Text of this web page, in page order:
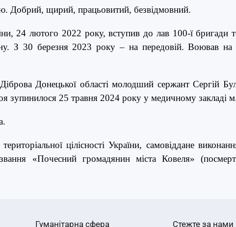
Добрий, щирий, працьовитий, безвідмовний.
24 лютого 2022 року, вступив до лав 100-ї бригади
З 30 березня 2023 року – на передовій. Воював на
Донецької області молодший сержант Сергій
зупинилося 25 травня 2024 року у медичному закладі
.
цілісності України, самовіддане
«Почесний громадянин міста Ковеля»
Гуманітарна сфера Стежте за нами